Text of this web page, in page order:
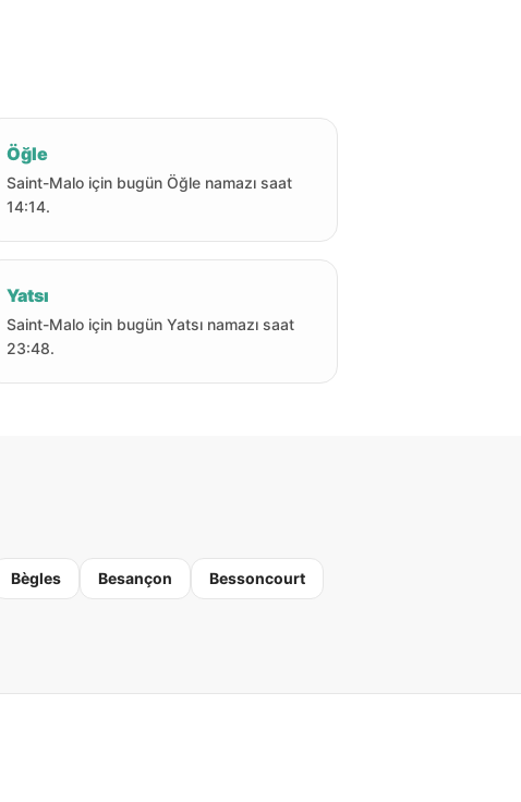
Öğle
Saint-Malo için bugün Öğle namazı saat
14:14.
Yatsı
Saint-Malo için bugün Yatsı namazı saat
23:48.
Bègles Besançon Bessoncourt